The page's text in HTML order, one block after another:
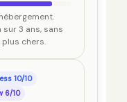
sur 3 ans, sans
chers.
10/10
6/10